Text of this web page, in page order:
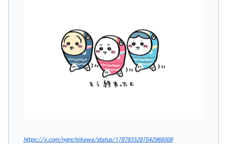
https://x.com/ngnchiikawa/status/1787835287042966006